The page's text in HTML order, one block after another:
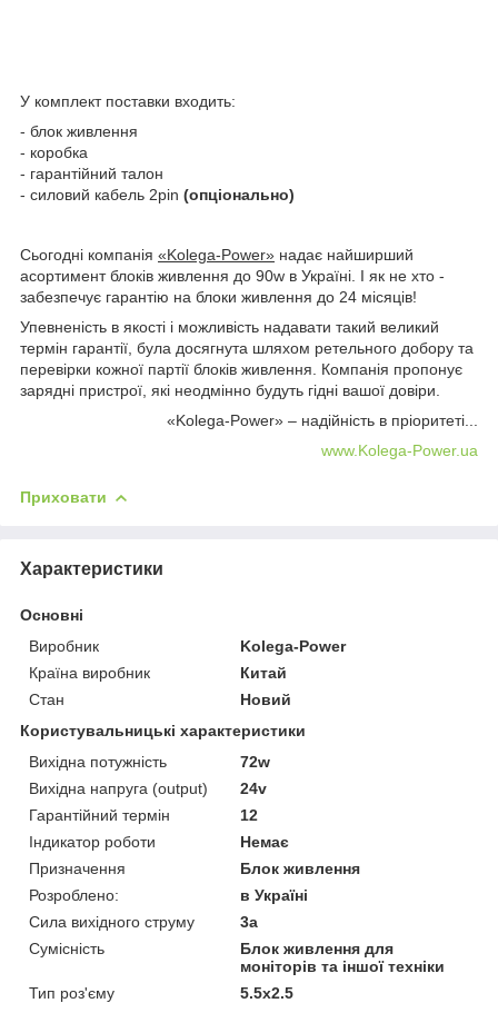
У комплект поставки входить:
- блок живлення
- коробка
- гарантійний талон
- силовий кабель 2pin (опціонально)
Сьогодні компанія «Kolega-Power» надає найширший
асортимент блоків живлення до 90w в Україні. І як не хто -
забезпечує гарантію на блоки живлення до 24 місяців!
Упевненість в якості і можливість надавати такий великий
термін гарантії, була досягнута шляхом ретельного добору та
перевірки кожної партії блоків живлення. Компанія пропонує
зарядні пристрої, які неодмінно будуть гідні вашої довіри.
«Kolega-Power» – надійність в пріоритеті...
www.Kolega-Power.ua
Приховати
Характеристики
Основні
Виробник
Kolega-Power
Країна виробник
Китай
Стан
Новий
Користувальницькі характеристики
Вихідна потужність
72w
Вихідна напруга (output)
24v
Гарантійний термін
12
Індикатор роботи
Немає
Призначення
Блок живлення
Розроблено:
в Україні
Сила вихідного струму
3a
Сумісність
Блок живлення для
моніторів та іншої техніки
Тип роз'єму
5.5x2.5